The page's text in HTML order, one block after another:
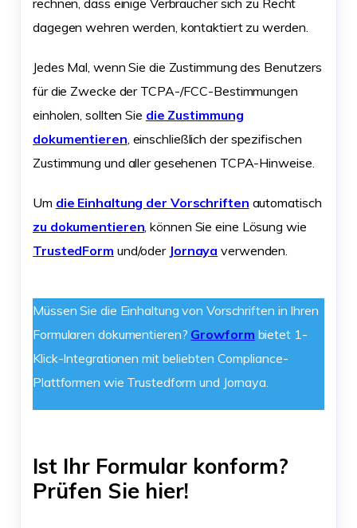
dagegen wehren werden, kontaktiert zu werden.
Jedes Mal, wenn Sie die Zustimmung des Benutzers
für die Zwecke der TCPA-/FCC-Bestimmungen
einholen, sollten Sie die Zustimmung
dokumentieren , einschließlich der spezifischen
Zustimmung und aller gesehenen TCPA-Hinweise.
Um die Einhaltung der Vorschriften automatisch
zu dokumentieren , können Sie eine Lösung wie
TrustedForm und/oder Jornaya verwenden.
Müssen Sie die Einhaltung von Vorschriften in Ihren
Formularen dokumentieren? Growform bietet 1-
Klick-Integrationen mit beliebten Compliance-
Plattformen wie Trustedform und Jornaya.
Ist Ihr Formular konform?
Prüfen Sie hier!